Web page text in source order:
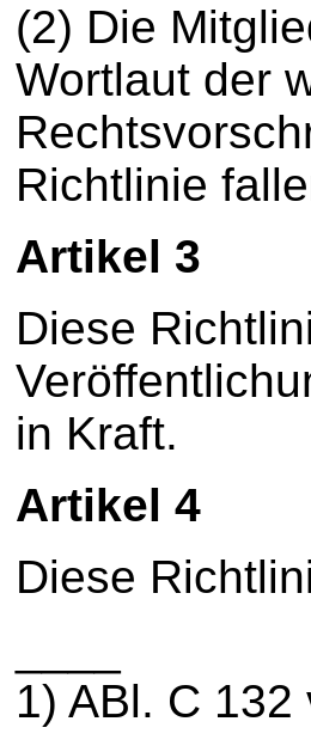
(2) Die
Wortlaut der
Richtlinie
Artikel 3
Diese
in Kraft.
Artikel 4
Diese
1) ABl. C 132